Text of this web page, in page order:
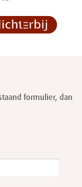
formulier, dan